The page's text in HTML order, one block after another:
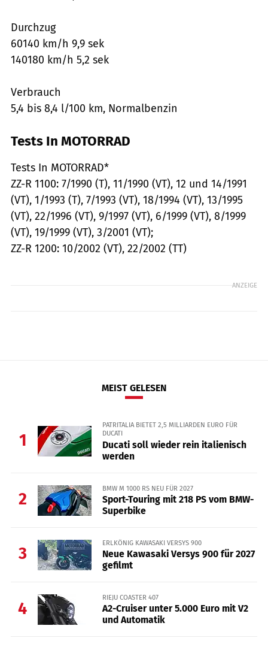
Durchzug
60140 km/h 9,9 sek
140180 km/h 5,2 sek
Verbrauch
5,4 bis 8,4 l/100 km, Normalbenzin
Tests In MOTORRAD
Tests In MOTORRAD*
ZZ-R 1100: 7/1990 (T), 11/1990 (VT), 12 und 14/1991
(VT), 1/1993 (T), 7/1993 (VT), 18/1994 (VT), 13/1995
(VT), 22/1996 (VT), 9/1997 (VT), 6/1999 (VT), 8/1999
(VT), 19/1999 (VT), 3/2001 (VT);
ZZ-R 1200: 10/2002 (VT), 22/2002 (TT)
ANZEIGE
MEIST GELESEN
1
PATRITALIA BIETET 2,5 MILLIARDEN EURO FÜR
DUCATI
Ducati soll wieder rein italienisch
werden
2
BMW M 1000 RS NEU FÜR 2027
Sport-Touring mit 218 PS vom BMW-
Superbike
3
ERLKÖNIG KAWASAKI VERSYS 900
Neue Kawasaki Versys 900 für 2027
gefilmt
4
RIEJU COASTER 407
A2-Cruiser unter 5.000 Euro mit V2
und Automatik